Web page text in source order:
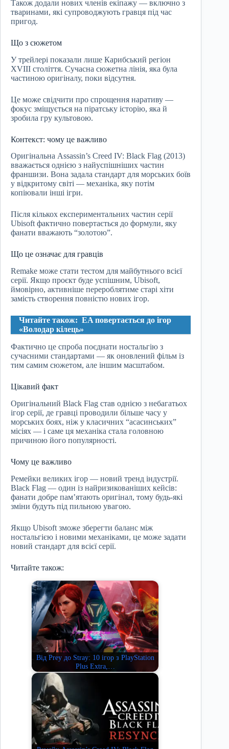
Також додали нових членів екіпажу — включно з
тваринами, які супроводжують гравця під час
пригод.
Що з сюжетом
У трейлері показали лише Карибський регіон
XVIII століття. Сучасна сюжетна лінія, яка була
частиною оригіналу, поки відсутня.
Це може свідчити про спрощення наративу —
фокус зміщується на піратську історію, яка й
зробила гру культовою.
Контекст: чому це важливо
Оригінальна Assassin’s Creed IV: Black Flag (2013)
вважається однією з найуспішніших частин
франшизи. Вона задала стандарт для морських боїв
у відкритому світі — механіка, яку потім
копіювали інші ігри.
Після кількох експериментальних частин серії
Ubisoft фактично повертається до формули, яку
фанати вважають “золотою”.
Що це означає для гравців
Remake може стати тестом для майбутнього всієї
серії. Якщо проєкт буде успішним, Ubisoft,
ймовірно, активніше перероблятиме старі хіти
замість створення повністю нових ігор.
Читайте також: EA повертається до ігор
«Володар кілець»
Фактично це спроба поєднати ностальгію з
сучасними стандартами — як оновлений фільм із
тим самим сюжетом, але іншим масштабом.
Цікавий факт
Оригінальний Black Flag став однією з небагатьох
ігор серії, де гравці проводили більше часу у
морських боях, ніж у класичних “асасинських”
місіях — і саме ця механіка стала головною
причиною його популярності.
Чому це важливо
Ремейки великих ігор — новий тренд індустрії.
Black Flag — один із найризикованіших кейсів:
фанати добре пам’ятають оригінал, тому будь-які
зміни будуть під пильною увагою.
Якщо Ubisoft зможе зберегти баланс між
ностальгією і новими механіками, це може задати
новий стандарт для всієї серії.
Читайте також:
Від Prey до Stray: 10 ігор з PlayStation
Plus Extra,…